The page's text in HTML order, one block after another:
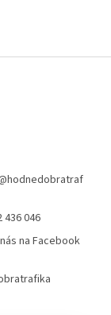
hodnedobratraf
436 046
na Facebook